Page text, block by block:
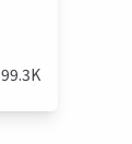
99.3K